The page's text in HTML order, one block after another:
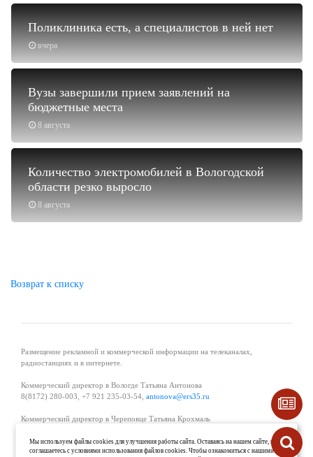
вчера
Поликлиника есть, а специалистов в ней нет
8 августа
Вузы завершили прием заявлений на
бюджетные места
8 августа
Количество электромобилей в Вологодской
области резко выросло
Возврат к списку
Размещение рекламной и коммерческой информации на телеканалах,
радиостанциях и в интернете.
Коммерческий директор в Вологде Татьяна Антонова
8(8172) 280-003, +7 921 235-03-54, antonova@ers35.ru
Коммерческий директор в Череповце Татьяна Крохмаль
Начальник отдела рекламы в Великом Устюге Екатерина Вьюжанина 8(81738)
Мы используем файлы cookies для улучшения работы сайта. Оставаясь на нашем сайте, вы
соглашаетесь с условиями использования файлов cookies. Чтобы ознакомиться с нашими